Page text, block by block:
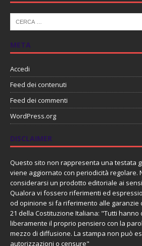
META
Accedi
Feed dei contenuti
Feed dei commenti
WordPress.org
DISCLAIMER
Questo sito non rappresenta una testata
viene aggiornato con periodicità regolare.
considerarsi un prodotto editoriale ai
Qualora vi fossero riferimenti ed
od opinione si fa riferimento alle garanzie
21 della Costituzione Italiana: "Tutti
liberamente il proprio pensiero con la
mezzo di diffusione. La stampa non può
autorizzazioni o censure"